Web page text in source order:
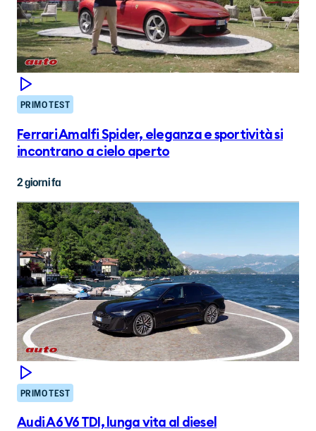
PRIMO TEST
Ferrari Amalfi Spider, eleganza e sportività si
incontrano a cielo aperto
2 giorni fa
PRIMO TEST
Audi A6 V6 TDI, lunga vita al diesel